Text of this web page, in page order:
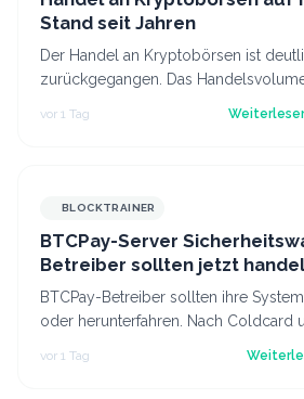
Stand seit Jahren
Der Handel an Kryptobörsen ist
zurückgegangen. Das
vor 1 Tag
BLOCKTRAINER
BTCPay-Server
Betreiber sollten jetzt
BTCPay-Betreiber sollten ihre
oder herunterfahren. Nach Coldcard
vor 1 Tag